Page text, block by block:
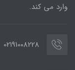
وارد می کند.
02191008228